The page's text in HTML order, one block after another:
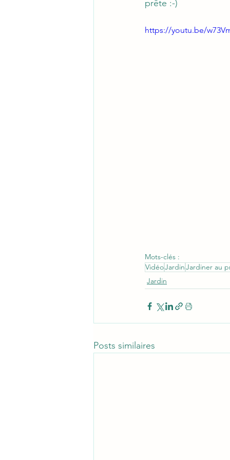
prête :-)
https://youtu.be/
Mots-clés :
VidéoJardinJardiner au
Jardin
Posts similaires